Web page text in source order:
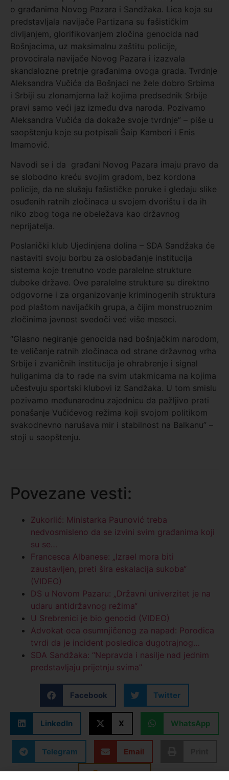
o građanima Novog Pazara i Sandžaka. Lica koja su
predstavljala navijače Partizana su fašističkim
divljanjem, glorifikovanjem zločina genocida nad
Bošnjacima, uz maksimalnu zaštitu policije,
provocirala navijače Novog Pazara i izazvala
skandalozne pretnje građanima ovoga grada. Tvrdnje
Aleksandra Vučića da Bošnjaci ne žele dobro Srbima
i Srbiji su zlonamjerna laž kojima predsednik Srbije
pravi samo veći jaz između dva naroda. Pozivamo
Aleksandra Vučića da dokaže svoje tvrdnje” – piše u
saopštenju koje su potpisali Šaip Kamberi i Enis
Imamović.
Navodi se i da građani Novog Pazara imaju pravo da
se slobodno kreću svojim gradom, bez kordona
policije, da ne slušaju fašističke poruke i gledaju slike
osuđenih ratnih zločinaca u svojem dvorištu i da ih
niko zbog toga ne obeležava kao državnog
neprijatelja.
Poslanički klub Ujedinjena dolina – SDA Sandžaka će
nastaviti svoju borbu za oslobađanje institucija
sistema koje trenutno vode paralelne strukture
duboke države. Ove paralelne strukture su direktno
odgovorne i za organizovanje kriminogenih struktura
pod plaštom navijačkih grupa, a čijim monstruoznim
zločinima javnost svedoči već više meseci.
“Glasno negiranje genocida nad bošnjačkim narodom,
te veličanje ratnih zločinaca od strane državnog vrha
Srbije i zvaničnih institucija je ohrabrenje i signal
huliganima da to rade na svim utakmicama na kojima
učestvuju sportski klubovi iz Sandžaka. U tom smislu
pozivamo međunarodnu zajednicu da pažljivo prati
ponašanje Vučićevog režima koji svojom politikom
svakodnevno narušava mir i stabilnost na Balkanu” –
stoji u saopštenju.
Povezane vesti:
Zukorlić: Ministarka Paunović treba
nedvosmisleno da se izvini svim građanima koji
su se…
Francesca Albanese: „Izrael mora biti
zaustavljen, preti šira eskalacija sukoba“
(VIDEO)
DS u Novom Pazaru: „Državni univerzitet je na
udaru antidržavnog režima“
U Srebrenici je bio genocid (VIDEO)
Advokat oca osumnjičenog za napad: Porodica
tvrdi da je incident posledica dugotrajnog…
SDA Sandžaka: “Nepravda i nasilje nad jednim
predstavljaju prijetnju svima”
Facebook Twitter
LinkedIn X WhatsApp
Telegram Email
Kopiraj link